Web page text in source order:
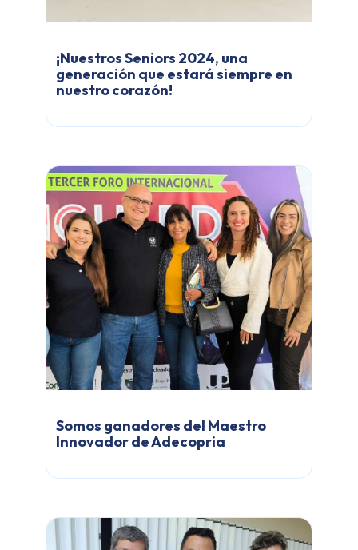
¡Nuestros Seniors 2024, una
generación que estará siempre en
nuestro corazón!
Somos ganadores del Maestro
Innovador de Adecopria